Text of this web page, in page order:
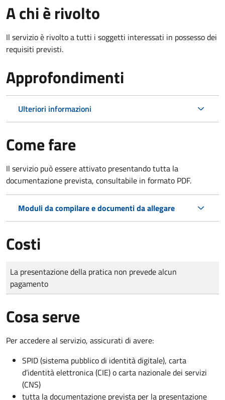
A chi è rivolto
Il servizio è rivolto a tutti i soggetti interessati in possesso dei
requisiti previsti.
Approfondimenti
Ulteriori informazioni
Come fare
Il servizio può essere attivato presentando tutta la
documentazione prevista, consultabile in formato PDF.
Moduli da compilare e documenti da allegare
Costi
Tipo di pagamento
Importo
La presentazione della pratica non prevede alcun
pagamento
Cosa serve
Per accedere al servizio, assicurati di avere:
SPID (sistema pubblico di identità digitale), carta
d’identità elettronica (CIE) o carta nazionale dei servizi
(CNS)
tutta la documentazione prevista per la presentazione